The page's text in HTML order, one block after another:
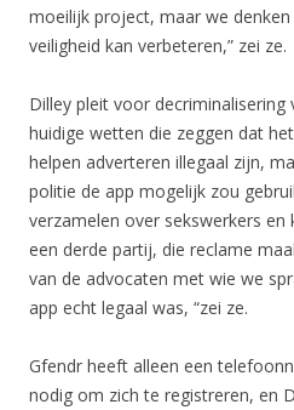
moeilijk project, maar we
veiligheid kan verbeteren,” zei ze.
Dilley pleit voor decriminalisering
huidige wetten die zeggen dat
helpen adverteren illegaal zijn,
politie de app mogelijk zou
verzamelen over sekswerkers en
een derde partij, die reclame
van de advocaten met wie we
app echt legaal was, “zei ze.
Gfendr heeft alleen een
nodig om zich te registreren, en